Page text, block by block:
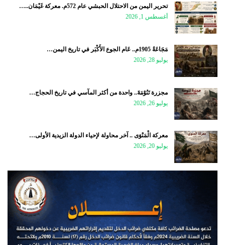
تحرير اليمن من الاحتلال الحبشي عام 572م. معركة غَيْمَان..…
أغسطس 1, 2026
مَجَاعَةُ 1905م.. عَام الجوع الأَكْبَر في تاريخ اليمن…
يوليو 28, 2026
مجزرة تَنُوْمَةَ.. واحدة من أكثر المآسي في تاريخ الحجاج…
يوليو 26, 2026
معركة الْمَنْوَى .. آخر محاولة لإحياء الدولة الزيدية الأولى…
يوليو 20, 2026